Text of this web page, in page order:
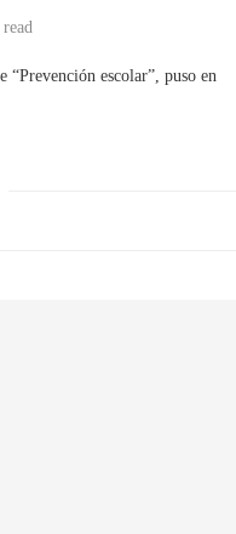
escolar”, puso en